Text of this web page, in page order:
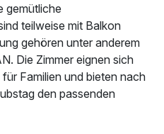
gemütliche
teilweise mit Balkon
gehören unter anderem
Die Zimmer eignen sich
Familien und bieten nach
den passenden